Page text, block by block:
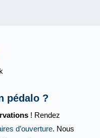
pédalo ?
! Rendez
d’ouverture. Nous